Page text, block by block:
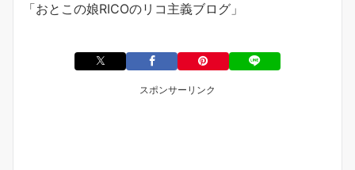
「おとこの娘RICOのリコ主義ブログ」
スポンサーリンク